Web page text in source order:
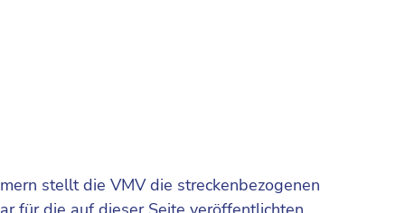
stellt die VMV die streckenbezogenen